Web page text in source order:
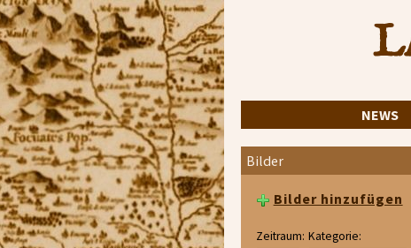
NEWS
Bilder
Bilder hinzufügen
Zeitraum: Kategorie: